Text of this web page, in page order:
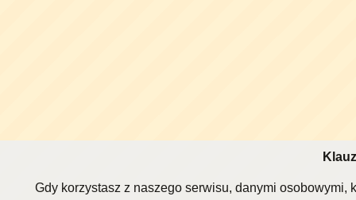
Gdy korzystasz z naszego serwisu, danymi osobowymi,